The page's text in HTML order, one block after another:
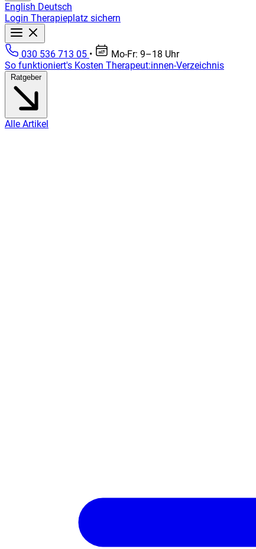
English Deutsch
Login Therapieplatz sichern
030 536 713 05 •
Mo-Fr: 9–18 Uhr
So funktioniert's Kosten Therapeut:innen-Verzeichnis
Ratgeber
Alle Artikel